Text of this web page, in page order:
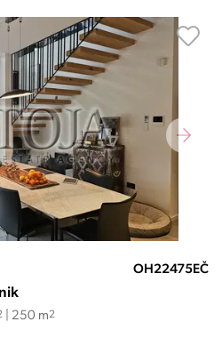
OH22475EČ
| 250 m2